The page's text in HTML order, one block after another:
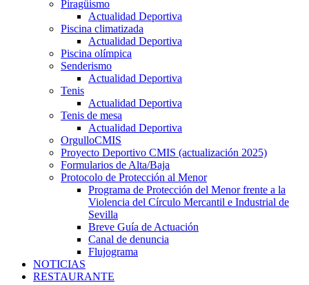
Piragüismo
Actualidad Deportiva
Piscina climatizada
Actualidad Deportiva
Piscina olímpica
Senderismo
Actualidad Deportiva
Tenis
Actualidad Deportiva
Tenis de mesa
Actualidad Deportiva
OrgulloCMIS
Proyecto Deportivo CMIS (actualización 2025)
Formularios de Alta/Baja
Protocolo de Protección al Menor
Programa de Protección del Menor frente a la
Violencia del Círculo Mercantil e Industrial de
Sevilla
Breve Guía de Actuación
Canal de denuncia
Flujograma
NOTICIAS
RESTAURANTE